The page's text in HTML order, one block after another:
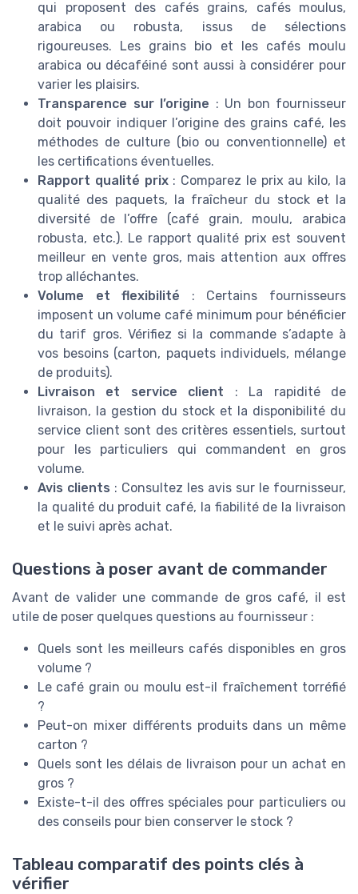
qui proposent des cafés grains, cafés moulus,
arabica ou robusta, issus de sélections
rigoureuses. Les grains bio et les cafés moulu
arabica ou décaféiné sont aussi à considérer pour
varier les plaisirs.
Transparence sur l’origine : Un bon fournisseur
doit pouvoir indiquer l’origine des grains café, les
méthodes de culture (bio ou conventionnelle) et
les certifications éventuelles.
Rapport qualité prix: Comparez le prix au kilo, la
qualité des paquets, la fraîcheur du stock et la
diversité de l’offre (café grain, moulu, arabica
robusta, etc.). Le rapport qualité prix est souvent
meilleur en vente gros, mais attention aux offres
trop alléchantes.
Volume et flexibilité : Certains fournisseurs
imposent un volume café minimum pour bénéficier
du tarif gros. Vérifiez si la commande s’adapte à
vos besoins (carton, paquets individuels, mélange
de produits).
Livraison et service client : La rapidité de
livraison, la gestion du stock et la disponibilité du
service client sont des critères essentiels, surtout
pour les particuliers qui commandent en gros
volume.
Avis clients : Consultez les avis sur le fournisseur,
la qualité du produit café, la fiabilité de la livraison
et le suivi après achat.
Questions à poser avant de commander
Avant de valider une commande de gros café, il est
utile de poser quelques questions au fournisseur :
Quels sont les meilleurs cafés disponibles en gros
volume ?
Le café grain ou moulu est-il fraîchement torréfié
?
Peut-on mixer différents produits dans un même
carton ?
Quels sont les délais de livraison pour un achat en
gros ?
Existe-t-il des offres spéciales pour particuliers ou
des conseils pour bien conserver le stock ?
Tableau comparatif des points clés à
vérifier
★★★★★
★★★★★ 4,3/5 — 1650 avis
Voir l'offre